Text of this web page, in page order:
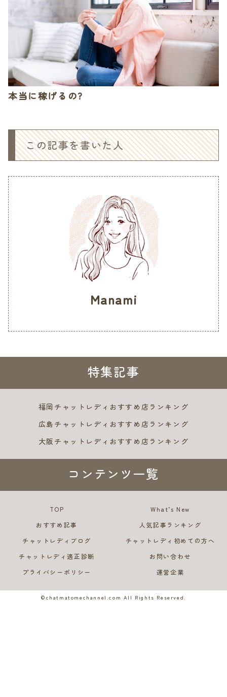
本当に稼げるの?
この記事を書いた人
Manami
特集記事
福岡チャットレディおすすめ店ランキング
広島チャットレディおすすめ店ランキング
大阪チャットレディおすすめ店ランキング
コンテンツ一覧
TOP
What’s New
おすすめ記事
人気記事ランキング
チャットレディブログ
チャットレディ初めての方へ
チャットレディ適正診断
お問い合わせ
プライバシーポリシー
運営企業
©chatmatomechannel.com All Rights Reserved.